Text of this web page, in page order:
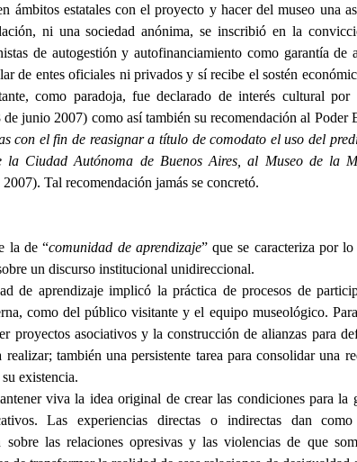
ámbitos estatales con el proyecto y hacer del museo una
ni una sociedad anónima, se inscribió en la
de autogestión y autofinanciamiento como garantía de
de entes oficiales ni privados y sí recibe el sostén
como paradoja, fue declarado de interés cultural por
junio 2007) como así también su recomendación al Poder
con el fin de reasignar a título de comodato el uso del
la Ciudad Autónoma de Buenos Aires, al Museo de la
Tal recomendación jamás se concretó.
la de “comunidad de aprendizaje” que se caracteriza por
un discurso institucional unidireccional.
de aprendizaje implicó la práctica de procesos de
como del público visitante y el equipo museológico.
proyectos asociativos y la construcción de alianzas para
también una persistente tarea para consolidar una
existencia.
viva la idea original de crear las condiciones para la
Las experiencias directas o indirectas dan
las relaciones opresivas y las violencias de que